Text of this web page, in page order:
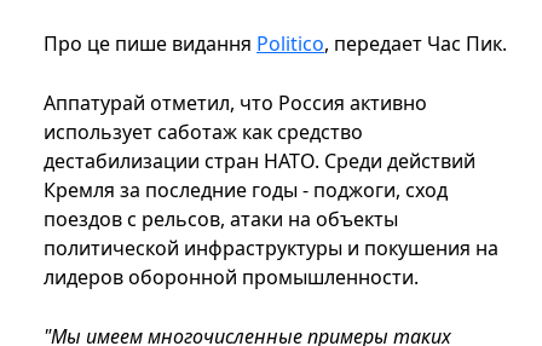
Про це пише видання Politico, передает Час Пик.
Аппатурай отметил, что Россия активно
использует саботаж как средство
дестабилизации стран НАТО. Среди действий
Кремля за последние годы - поджоги, сход
поездов с рельсов, атаки на объекты
политической инфраструктуры и покушения на
лидеров оборонной промышленности.
"Мы имеем многочисленные примеры таких